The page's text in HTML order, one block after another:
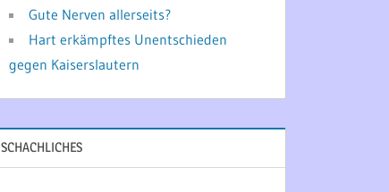
Gute Nerven allerseits?
Hart erkämpftes Unentschieden
gegen Kaiserslautern
SCHACHLICHES